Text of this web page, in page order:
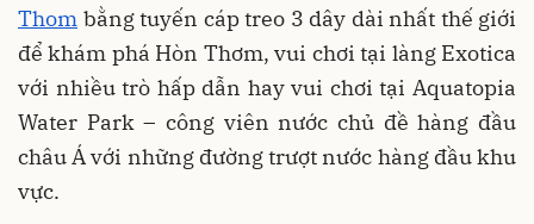
Thom bằng tuyến cáp treo 3 dây dài nhất thế giới
để khám phá Hòn Thơm, vui chơi tại làng Exotica
với nhiều trò hấp dẫn hay vui chơi tại Aquatopia
Water Park – công viên nước chủ đề hàng đầu
châu Á với những đường trượt nước hàng đầu khu
vực.